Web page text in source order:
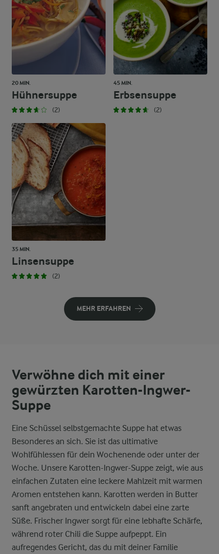
20 MIN.
Hühnersuppe
(2)
45 MIN.
Erbsensuppe
(2)
35 MIN.
Linsensuppe
(2)
MEHR ERFAHREN
Verwöhne dich mit einer
gewürzten Karotten-Ingwer-
Suppe
Eine Schüssel selbstgemachte Suppe hat etwas
Besonderes an sich. Sie ist das ultimative
Wohlfühlessen für dein Wochenende oder unter der
Woche. Unsere Karotten-Ingwer-Suppe zeigt, wie aus
einfachen Zutaten eine leckere Mahlzeit mit warmen
Aromen entstehen kann. Karotten werden in Butter
sanft angebraten und entwickeln dabei eine zarte
Süße. Frischer Ingwer sorgt für eine lebhafte Schärfe,
während roter Chili die Suppe aufpeppt. Ein
aufregendes Gericht, das du mit deiner Familie